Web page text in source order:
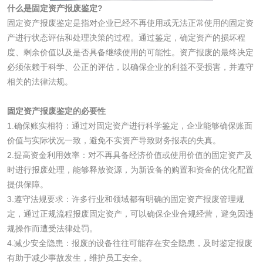
什么是固定资产报废鉴定?
固定资产报废鉴定是指对企业已经不再使用或无法正常使用的固定资
产进行状态评估和处理决策的过程。通过鉴定，确定资产的损坏程
度、剩余价值以及是否具备继续使用的可能性。资产报废的最终决定
必须依赖于科学、公正的评估，以确保企业的利益不受损害，并遵守
相关的法律法规。
固定资产报废鉴定的必要性
1.确保账实相符：通过对固定资产进行科学鉴定，企业能够确保账面
价值与实际状况一致，避免不实资产导致财务报表的失真。
2.提高资金利用效率：对不再具备经济价值或使用价值的固定资产及
时进行报废处理，能够释放资源，为新设备的购置和资金的优化配置
提供保障。
3.遵守法规要求：许多行业和领域都有明确的固定资产报废管理规
定，通过正规流程报废固定资产，可以确保企业合规经营，避免因违
规操作而遭受法律处罚。
4.减少安全隐患：报废的设备往往可能存在安全隐患，及时鉴定报废
有助于减少事故发生，维护员工安全。
测
脱硫脱硝活性炭检
测
煤质活性炭检测
农药肥料
肥料检测 微生物肥料检测
化肥检测 微生物菌剂检测
磷酸肥料检测